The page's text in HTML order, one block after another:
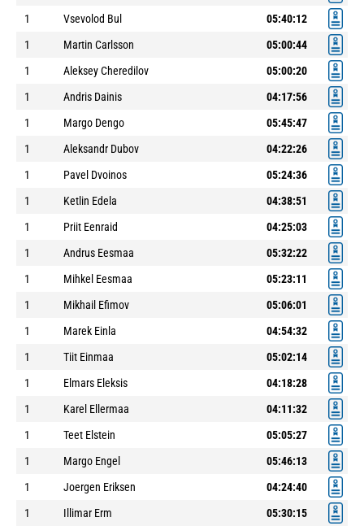
1
Vsevolod Bul
05:40:12
1
Martin Carlsson
05:00:44
1
Aleksey Cheredilov
05:00:20
1
Andris Dainis
04:17:56
1
Margo Dengo
05:45:47
1
Aleksandr Dubov
04:22:26
1
Pavel Dvoinos
05:24:36
1
Ketlin Edela
04:38:51
1
Priit Eenraid
04:25:03
1
Andrus Eesmaa
05:32:22
1
Mihkel Eesmaa
05:23:11
1
Mikhail Efimov
05:06:01
1
Marek Einla
04:54:32
1
Tiit Einmaa
05:02:14
1
Elmars Eleksis
04:18:28
1
Karel Ellermaa
04:11:32
1
Teet Elstein
05:05:27
1
Margo Engel
05:46:13
1
Joergen Eriksen
04:24:40
1
Illimar Erm
05:30:15